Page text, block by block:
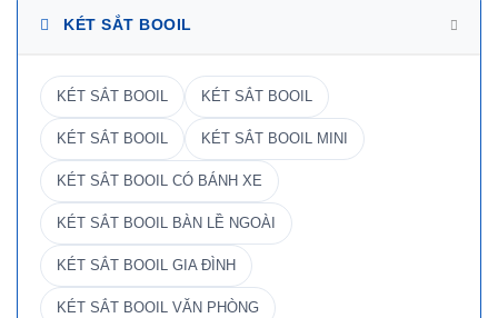
KÉT SẮT BOOIL
KÉT SẮT BOOIL KÉT SẮT BOOIL
KÉT SẮT BOOIL KÉT SẮT BOOIL MINI
KÉT SẮT BOOIL CÓ BÁNH XE
KÉT SẮT BOOIL BÀN LỀ NGOÀI
KÉT SẮT BOOIL GIA ĐÌNH
KÉT SẮT BOOIL VĂN PHÒNG